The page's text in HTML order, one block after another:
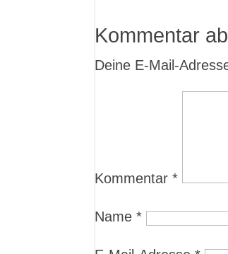
Kommentar
Deine E-Mail-
Kommentar*
Name*